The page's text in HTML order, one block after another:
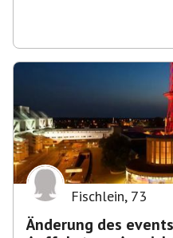
Fischlein, 73
Änderung des